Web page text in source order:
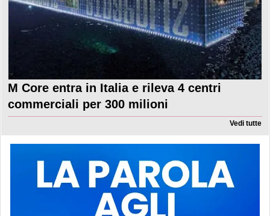
M Core entra in Italia e rileva 4 centri
commerciali per 300 milioni
Vedi tutte